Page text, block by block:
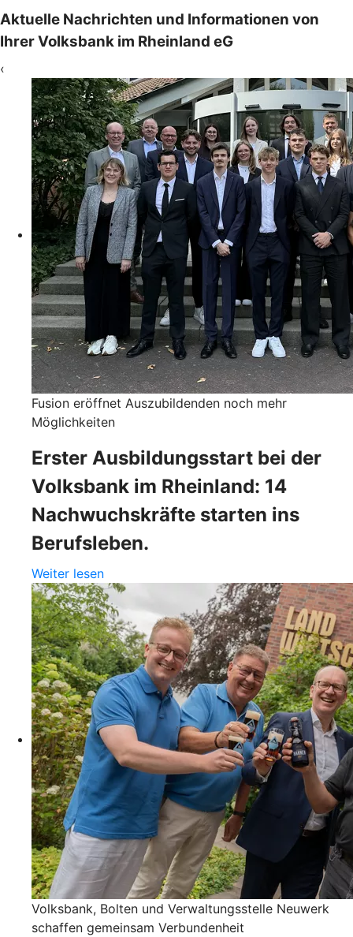
Aktuelle Nachrichten und Informationen von
Ihrer Volksbank im Rheinland eG
‹
Fusion eröffnet Auszubildenden noch mehr
Möglichkeiten
Erster Ausbildungsstart bei der
Volksbank im Rheinland: 14
Nachwuchskräfte starten ins
Berufsleben.
Weiter lesen
Volksbank, Bolten und Verwaltungsstelle Neuwerk
schaffen gemeinsam Verbundenheit